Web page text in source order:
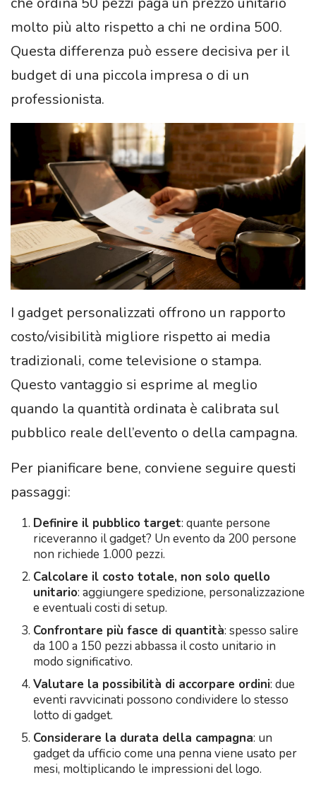
molto più alto rispetto a chi ne ordina 500.
Questa differenza può essere decisiva per il
budget di una piccola impresa o di un
professionista.
I gadget personalizzati offrono un rapporto
costo/visibilità migliore rispetto ai media
tradizionali, come televisione o stampa.
Questo vantaggio si esprime al meglio
quando la quantità ordinata è calibrata sul
pubblico reale dell’evento o della campagna.
Per pianificare bene, conviene seguire questi
passaggi:
Definire il pubblico target: quante persone
riceveranno il gadget? Un evento da 200 persone
non richiede 1.000 pezzi.
Calcolare il costo totale, non solo quello
unitario: aggiungere spedizione, personalizzazione
e eventuali costi di setup.
Confrontare più fasce di quantità: spesso salire
da 100 a 150 pezzi abbassa il costo unitario in
modo significativo.
Valutare la possibilità di accorpare ordini: due
eventi ravvicinati possono condividere lo stesso
lotto di gadget.
Considerare la durata della campagna: un
gadget da ufficio come una penna viene usato per
mesi, moltiplicando le impressioni del logo.